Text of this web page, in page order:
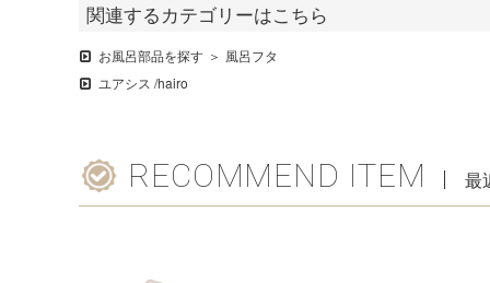
関連するカテゴリーはこちら
お風呂部品を探す
風呂フタ
ユアシス /hairo
RECOMMEND ITEM 最